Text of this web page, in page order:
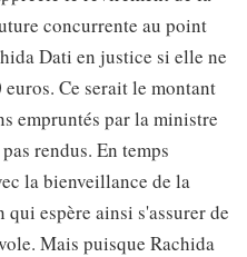
concurrente au point
Dati en justice si elle ne
Ce serait le montant
empruntés par la ministre
rendus. En temps
la bienveillance de la
espère ainsi s'assurer de
Mais puisque Rachida